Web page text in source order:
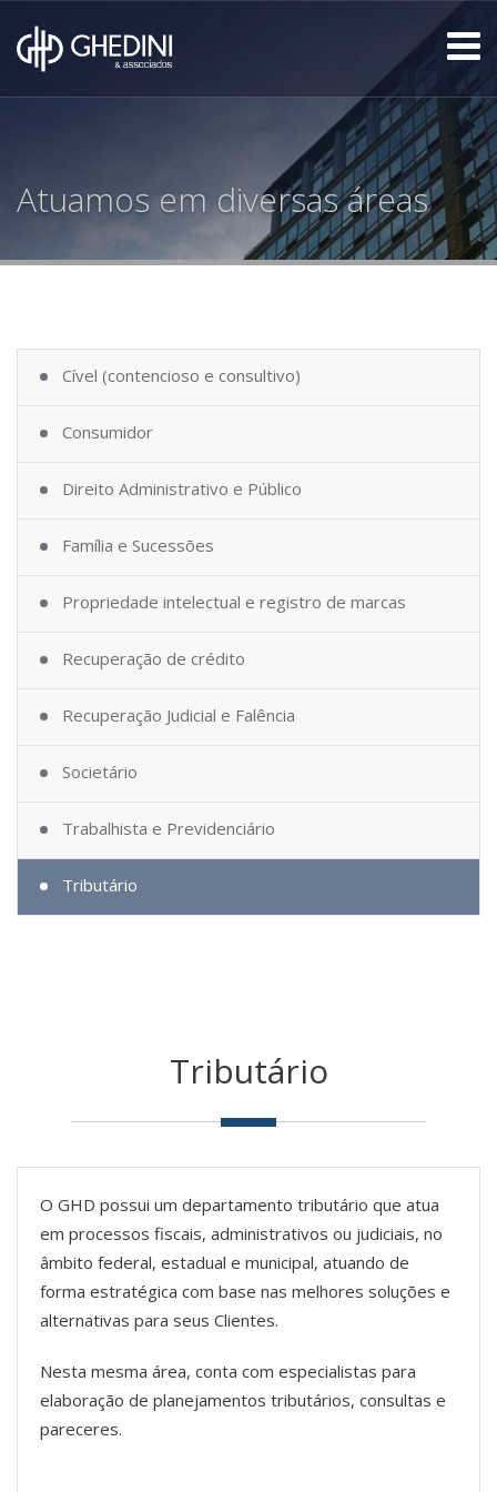
Atuamos em diversas áreas
Cível (contencioso e consultivo)
Consumidor
Direito Administrativo e Público
Família e Sucessões
Propriedade intelectual e registro de marcas
Recuperação de crédito
Recuperação Judicial e Falência
Societário
Trabalhista e Previdenciário
Tributário
Tributário
O GHD possui um departamento tributário que atua
em processos fiscais, administrativos ou judiciais, no
âmbito federal, estadual e municipal, atuando de
forma estratégica com base nas melhores soluções e
alternativas para seus Clientes.
Nesta mesma área, conta com especialistas para
elaboração de planejamentos tributários, consultas e
pareceres.